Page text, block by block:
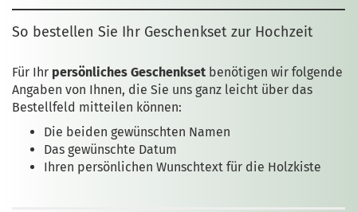
So bestellen Sie Ihr Geschenkset zur Hochzeit
Für Ihr persönliches Geschenkset benötigen wir folgende
Angaben von Ihnen, die Sie uns ganz leicht über das
Bestellfeld mitteilen können:
Die beiden gewünschten Namen
Das gewünschte Datum
Ihren persönlichen Wunschtext für die Holzkiste